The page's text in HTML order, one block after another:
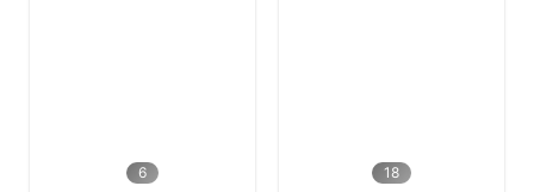
6 18